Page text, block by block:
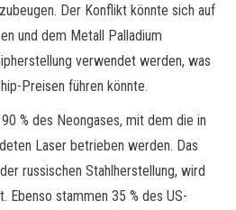
Der Konflikt könnte sich auf
und dem Metall Palladium
verwendet werden, was
Preisen führen könnte.
% des Neongases, mit dem die in
Laser betrieben werden. Das
russischen Stahlherstellung, wird
Ebenso stammen 35 % des US-